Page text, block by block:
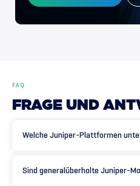
FAQ
FRAGE UND
Welche Juniper-Plattformen
Sind generalüberholte Juniper-